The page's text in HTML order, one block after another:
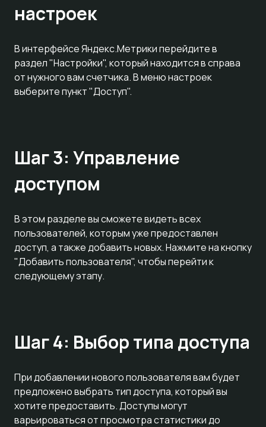
настроек
В интерфейсе Яндекс.Метрики перейдите в
раздел "Настройки", который находится в справа
от нужного вам счетчика. В меню настроек
выберите пункт "Доступ".
Шаг 3: Управление
доступом
В этом разделе вы сможете видеть всех
пользователей, которым уже предоставлен
доступ, а также добавить новых. Нажмите на кнопку
"Добавить пользователя", чтобы перейти к
следующему этапу.
Шаг 4: Выбор типа доступа
При добавлении нового пользователя вам будет
предложено выбрать тип доступа, который вы
хотите предоставить. Доступы могут
варьироваться от просмотра статистики до